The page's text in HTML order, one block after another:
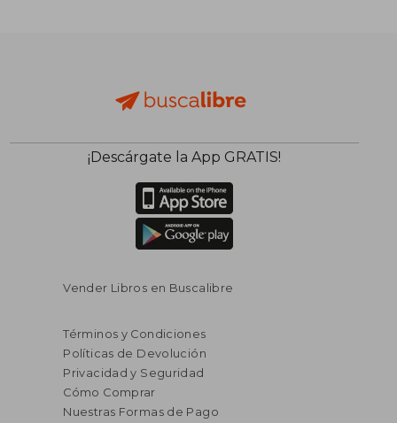
¡Descárgate la App GRATIS!
Vender Libros en Buscalibre
Términos y Condiciones
Políticas de Devolución
Privacidad y Seguridad
Cómo Comprar
Nuestras Formas de Pago